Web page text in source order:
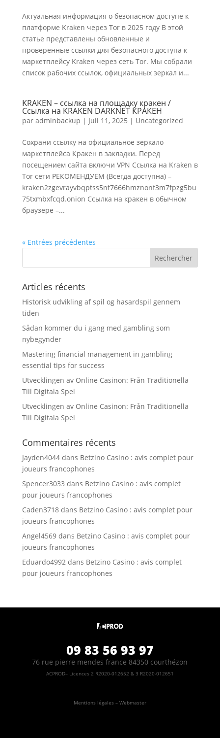
Актуальная информация о безопасном доступе к
платформе Kraken через Tor в 2025 году В этой
статье представлены обновленные и
проверенные ссылки для безопасного доступа к
маркетплейсу Kraken через сеть Tor. Мы собрали
список рабочих ссылок, официальных зеркал и...
KRAKEN – ссылка на площадку кракен /
Ссылка на KRAKEN DARKNET КРАКЕН
par adminbackup | Juil 11, 2025 | Uncategorized
Сохрани ссылку на официальное зеркало
маркетплейса Кракен в закладки. Перед
посещением сайта включи VPN Ссылка на Kraken в
Tor сети РЕКОМЕНДУЕМ (Всегда доступна) –
kraken2zgevrayvbqptss5nf7666hmznonf3m7fpzg5bu
75txmbxfcqd.onion Ссылка на кракен в обычном
браузере –...
« Entrées précédentes
Articles récents
Historisk udvikling af spil og hasardspil gennem
tiden
Sådan kommer du i gang med gambling som
nybegynder
Mastering financial management in gambling
essential tips for success
Utvecklingen av Online Casinon: Från Traditionella
Till Digitala Spel
Utvecklingen av Online Casinon: Från Traditionella
Till Digitala Spel
Commentaires récents
Jayden4044dans Betzino Casino : avis complet pour
joueurs francophones
Spencer3033 dans Betzino Casino : avis complet
pour joueurs francophones
Caden3718dans Betzino Casino : avis complet pour
joueurs francophones
Angel4569dans Betzino Casino : avis complet pour
joueurs francophones
Eduardo4992dans Betzino Casino : avis complet
pour joueurs francophones
09 83 56 93 97
76 rue pierre mendes france 84350 courthézon
ACPROD– Licences 2 R2020-012652 & 3 R2020-012651
Mentions légales – Webmaster